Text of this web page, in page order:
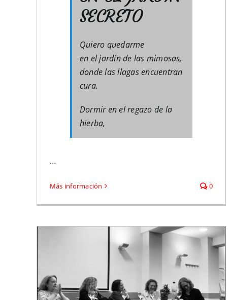
SECRETO
Quiero quedarme
en el jardín de las mimosas,
donde las llagas encuentran
cura.
Dormir en el regazo de la
hierba,
…
Más información 0